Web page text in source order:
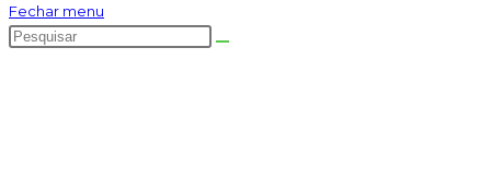
Fechar menu